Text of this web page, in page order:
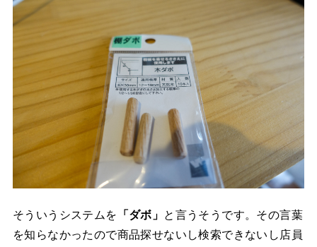
そういうシステムを 「ダボ」 と言うそうです。その言葉
を知らなかったので商品探せないし検索できないし店員